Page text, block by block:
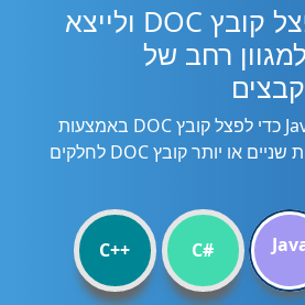
Java SDK לפצל קובץ DOC ולייצא
רחב של
השתמש בספריית Java כדי לפצל קובץ DOC באמצעות
REST API. פצל בקלות שניים או יותר קובץ DOC לחלקים
C#
C++